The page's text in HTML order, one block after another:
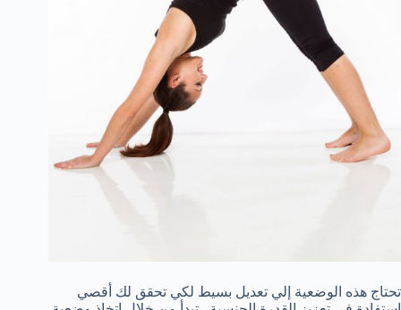
تحتاج هذه الوضعية إلي تعديل بسيط لكي تحقق لك أقصي